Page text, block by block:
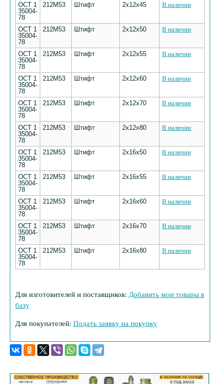
ОСТ 1
35004-
78
212М53 Штифт 2х12х45 В наличии
ОСТ 1
35004-
78
212М53 Штифт 2х12х50 В наличии
ОСТ 1
35004-
78
212М53 Штифт 2х12х55 В наличии
ОСТ 1
35004-
78
212М53 Штифт 2х12х60 В наличии
ОСТ 1
35004-
78
212М53 Штифт 2х12х70 В наличии
ОСТ 1
35004-
78
212М53 Штифт 2х12х80 В наличии
ОСТ 1
35004-
78
212М53 Штифт 2х16х50 В наличии
ОСТ 1
35004-
78
212М53 Штифт 2х16х55 В наличии
ОСТ 1
35004-
78
212М53 Штифт 2х16х60 В наличии
ОСТ 1
35004-
78
212М53 Штифт 2х16х70 В наличии
ОСТ 1
35004-
78
212М53 Штифт 2х16х80 В наличии
Для изготовителей и поставщиков: Добавить мои товары в
базу
Для покупателей: Подать заявку на покупку